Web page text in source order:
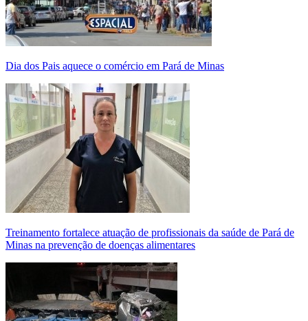
Dia dos Pais aquece o comércio em Pará de Minas
Treinamento fortalece atuação de profissionais da saúde de Pará de
Minas na prevenção de doenças alimentares